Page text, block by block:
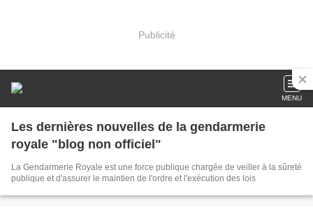
Publicité
MENU
Les dernières nouvelles de la gendarmerie
royale "blog non officiel"
La Gendarmerie Royale est une force publique chargée de veiller à la sûreté
publique et d'assurer le maintien de l'ordre et l'exécution des lois